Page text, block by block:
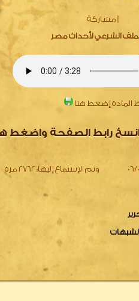
مشاركة
الشرعي لأحداث مصر
المادة إضغط هنا
انسخ رابط الصفحة واضغط
06/ وتم الإستماع إليها: 2762 مرة